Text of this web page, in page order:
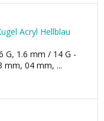
Acryl Hellblau
G, 1.6 mm / 14 G -
mm, 04 mm, ...